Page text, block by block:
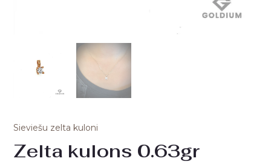
Sieviešu zelta kuloni
Zelta kulons 0.63gr